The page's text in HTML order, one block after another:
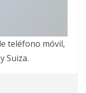
teléfono móvil,
Suiza.